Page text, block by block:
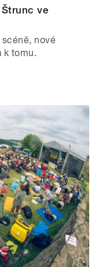
ve
scéně, nové
k tomu.